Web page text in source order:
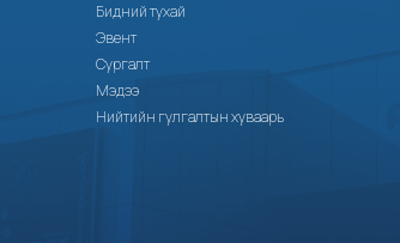
Бидний тухай
Эвент
Сургалт
Мэдээ
Нийтийн гулгалтын хуваарь